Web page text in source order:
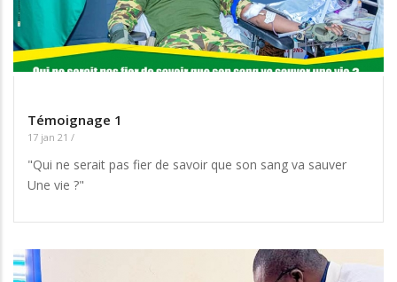
Témoignage 1
17 jan 21 /
"Qui ne serait pas fier de savoir que son sang va sauver
Une vie ?"